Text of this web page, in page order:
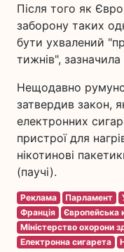
Після того як
заборону таких
бути ухвалений
тижнів",
Нещодавно
затвердив закон,
електронних
пристрої для
нікотинові
(паучі).
Реклама Парламент
Франція
Європейська
Міністерство охорони
Електронна сигарета